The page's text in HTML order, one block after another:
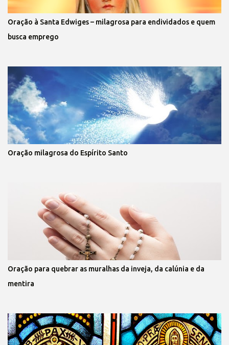
Oração à Santa Edwiges – milagrosa para endividados e quem
busca emprego
Oração milagrosa do Espírito Santo
Oração para quebrar as muralhas da inveja, da calúnia e da
mentira